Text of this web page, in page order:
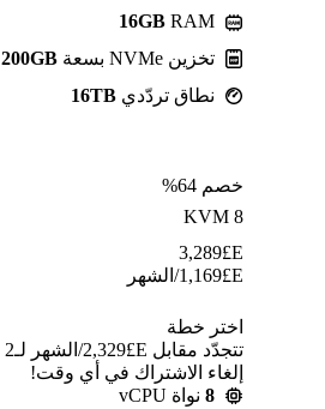
16GB RAM
تخزين NVMe بسعة
200GB
نطاق تردّدي 16TB
خصم 64%
KVM 8
E£
3,289
E£
1,169/الشهر
اختر خطة
إلغاء الاشتراك في أي وقت!
8 نواة vCPU